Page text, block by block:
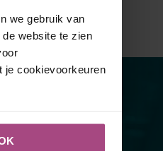
we gebruik van
website te zien
je cookievoorkeuren